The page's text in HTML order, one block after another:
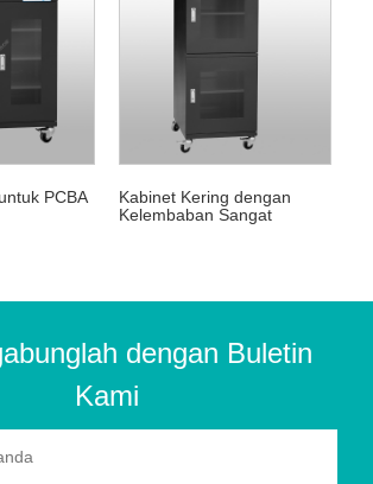
PCBA
Kabinet Kering dengan
Kelembaban Sangat
dengan Buletin
Kami